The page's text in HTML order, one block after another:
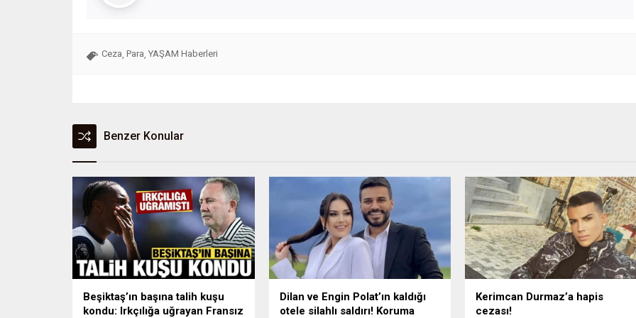
Ceza, Para, YAŞAM Haberleri
Benzer Konular
Beşiktaş’ın başına talih kuşu
kondu: Irkçılığa uğrayan Fransız
Dilan ve Engin Polat’ın kaldığı
otele silahlı saldırı! Koruma
Kerimcan Durmaz’a hapis
cezası!